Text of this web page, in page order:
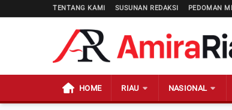
TENTANG KAMI SUSUNAN REDAKSI PEDOMAN
HOME RIAU NASIONAL